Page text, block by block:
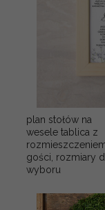
plan stołów na
wesele tablica z
gości, rozmiary
wyboru